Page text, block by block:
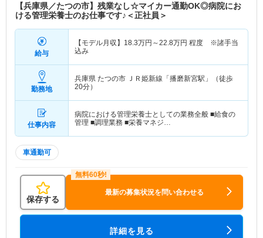
施設や訪問看護ステーションなどを併設し、高齢化
社会に対応した介護・在宅医療サービスも充実して
いる点が特徴です。
【兵庫県／たつの市】残業なし☆マイカー通勤OK◎病院にお
ける管理栄養士のお仕事です♪＜正社員＞
給与
【モデル月収】 18.3万円～22.8万円 程度 ※諸手当
込み
勤務地
兵庫県 たつの市
ＪＲ姫新線「播磨新宮駅」（徒歩
20分）
仕事内容
病院における管理栄養士としての業務全般 ■給食の
管理 ■調理業務 ■栄養マネジ…
車通勤可
保存する
最新の募集状況を問い合わせる
詳細を見る